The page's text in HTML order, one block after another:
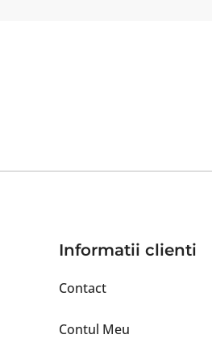
Informatii clienti
Contact
Contul Meu